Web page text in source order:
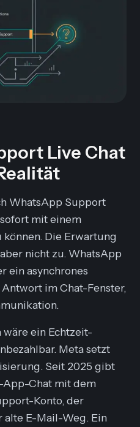
Live Chat
WhatsApp Support
mit einem
Die Erwartung
nicht zu. WhatsApp
ein asynchrones
im Chat-Fenster,
ein Echtzeit-
Meta setzt
Seit 2025 gibt
App-Chat mit dem
Konto, der
alte E-Mail-Weg. Ein